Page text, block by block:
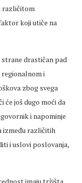
različitom
koji utiče na
strane drastičan pad
i
zbog svega
će još dugo moći da
i napominje
između različitih
i uslovi poslovanja,